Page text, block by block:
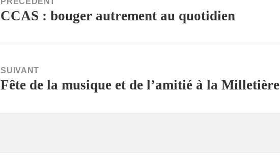
Article
CCAS : bouger autrement au quotidien
SUIVANT
Article
Fête de la musique et de l’amitié à la Milletière